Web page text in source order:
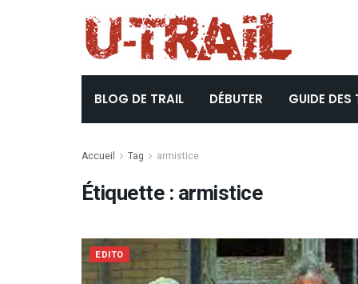
BLOG DE TRAIL DÉBUTER GUIDE DES
Accueil Tag armistice
Étiquette :armistice
EDITO